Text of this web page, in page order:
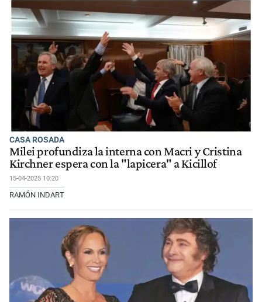
CASA ROSADA
Milei profundiza la interna con Macri y Cristina
Kirchner espera con la "lapicera" a Kicillof
15-04-2025 10:20
RAMÓN INDART